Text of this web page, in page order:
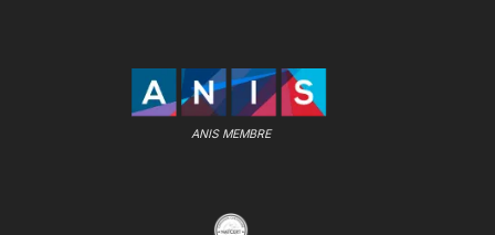
ANIS MEMBRE